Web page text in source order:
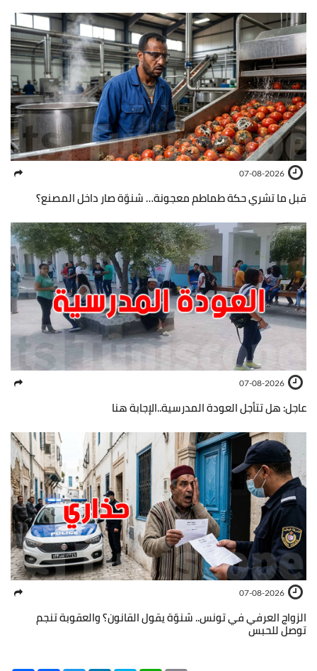
07-08-2026
قبل ما تشري حكة طماطم معجونة… شنوّة صار داخل المصنع؟
07-08-2026
عاجل: هل تتأجل العودة المدرسية..الإجابة هنا
07-08-2026
الزواج العرفي في تونس.. شنوّة يقول القانون؟ والعقوبة تنجم
توصل للحبس